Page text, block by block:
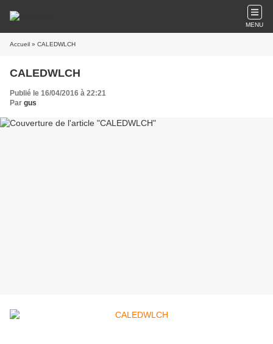
MENU
Accueil » CALEDWLCH
CALEDWLCH
Publié le 16/04/2016 à 22:21
Par gus